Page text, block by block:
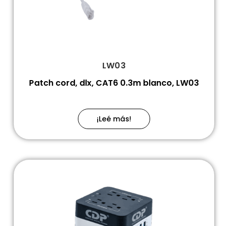
LW03
Patch cord, dlx, CAT6 0.3m blanco, LW03
¡Leé más!